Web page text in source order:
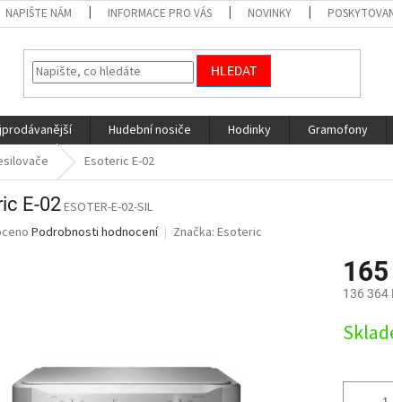
NAPIŠTE NÁM INFORMACE PRO VÁS NOVINKY
HLEDAT
Hudební nosiče Hodinky Gramofony
Esoteric E-02
E-02ESOTER-E-02-SIL
Podrobnosti hodnocení Značka: Esoteric
136 364
cena: